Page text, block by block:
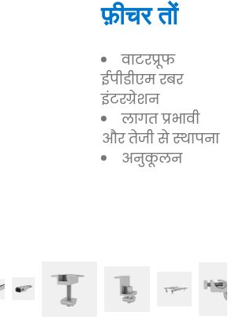
फ़ीचरतों
वाटरप्रूफ
ईपीडीएम रबर
इंटरग्रेशन
लागत प्रभावी
और तेजी से स्थापना
अनुकूलन